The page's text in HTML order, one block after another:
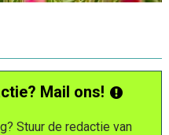
Mail ons!
Stuur de redactie van